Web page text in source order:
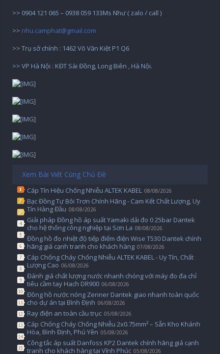
>> 0904 121 065 – 0938 059 133Ms Như ( zalo / call )
>> nhu.camphat@gmail.com
>> Trụ sở chính : 1462 Võ Văn Kiệt P1 Q6
>> VP Hà Nội : KĐT Sài Đồng, Long Biên , Hà Nội.
Xem Bài Viết Cùng Chủ Đề
Cáp Tín Hiệu Chống Nhiễu ALTEK KABEL 08/08/2026
Bạc Đồng Tự Bôi Trơn Chính Hãng - Cam Kết Chất Lượng, Uy
Tín Hàng Đầu 08/08/2026
Giải pháp Đồng hồ áp suất Yamaki dải đo 0 25bar Dantek
cho hệ thống công nghiệp tại Sơn La 08/08/2026
Đồng hồ đo nhiệt độ tiếp điểm điện Wise T530 Dantek chính
hãng giá cạnh tranh cho khách hàng 07/08/2026
Cáp Chống Cháy Chống Nhiễu ALTEK KABEL - Uy Tín, Chất
Lượng Cao 06/08/2026
Đánh giá chất lượng nước nhanh chóng với máy đo đa chỉ
tiêu cầm tay Hach DR900 06/08/2026
Đồng hồ nước nóng Zenner Dantek giao nhanh toàn quốc
cho dự án tại Bình Định 06/08/2026
Ray điện an toàn cầu trục 05/08/2026
Cáp Chống Cháy Chống Nhiễu 2x0.75mm² – Sẵn Kho Khánh
Hòa, Bình Định, Phú Yên 05/08/2026
Công tắc áp suất Danfoss KP2 Dantek chính hãng giá cạnh
tranh cho khách hàng tại Vĩnh Phúc 05/08/2026